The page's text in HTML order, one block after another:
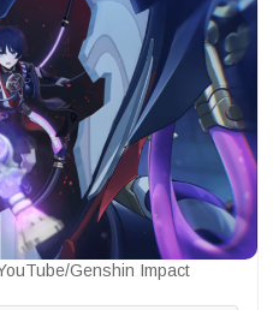
Genshin Impact